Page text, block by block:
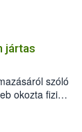
jártas
szóló
okozta fizikai
és annak